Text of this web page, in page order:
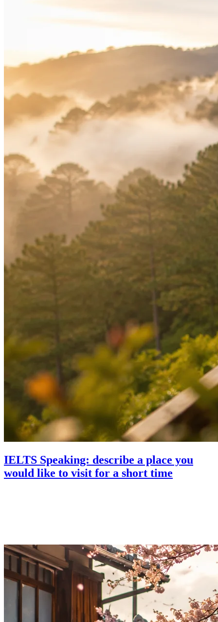
IELTS Speaking: describe a place you
would like to visit for a short time